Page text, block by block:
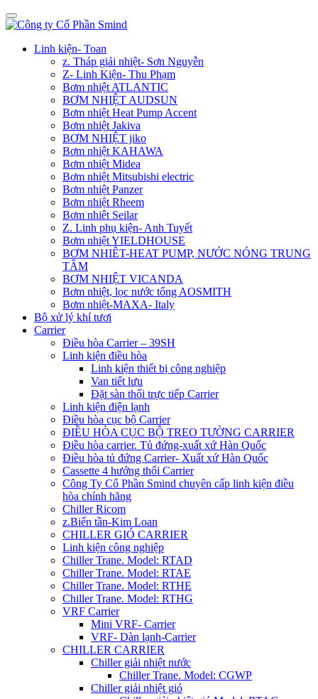
Linh kiện- Toan
z. Tháp giải nhiệt- Sơn Nguyễn
Z- Linh Kiện- Thu Phạm
Bơm nhiệt ATLANTIC
BƠM NHIỆT AUDSUN
Bơm nhiệt Heat Pump Accent
Bơm nhiệt Jakiva
BƠM NHIỆT jiko
Bơm nhiệt KAHAWA
Bơm nhiệt Midea
Bơm nhiệt Mitsubishi electric
Bơm nhiệt Panzer
Bơm nhiệt Rheem
Bơm nhiêt Seilar
Z. Linh phụ kiện- Anh Tuyết
Bơm nhiệt YIELDHOUSE
BƠM NHIÊT-HEAT PUMP, NƯỚC NÓNG TRUNG
TÂM
BƠM NHIỆT VICANDA
Bơm nhiệt, lọc nước tổng AOSMITH
Bơm nhiệt-MAXA- Italy
Bộ xử lý khí tươi
Carrier
Điều hòa Carrier – 39SH
Linh kiện điều hòa
Linh kiện thiết bị công nghiệp
Van tiết lưu
Đặt sàn thổi trực tiếp Carrier
Linh kiện điện lạnh
Điều hòa cục bộ Carrier
ĐIỀU HÒA CỤC BỘ TREO TƯỜNG CARRIER
Điều hòa carrier. Tủ đứng-xuất xứ Hàn Quốc
Điều hòa tủ đứng Carrier- Xuất xứ Hàn Quốc
Cassette 4 hướng thổi Carrier
Công Ty Cổ Phần Smind chuyên cấp linh kiện điều
hòa chính hãng
Chiller Ricom
z.Biến tần-Kim Loan
CHILLER GIÓ CARRIER
Linh kiện công nghiệp
Chiller Trane. Model: RTAD
Chiller Trane. Model: RTAE
Chiller Trane. Model: RTHE
Chiller Trane. Model: RTHG
VRF Carrier
Mini VRF- Carrier
VRF- Dàn lạnh-Carrier
CHILLER CARRIER
Chiller giải nhiệt nước
Chiller Trane. Model: CGWP
Chiller giải nhiệt gió